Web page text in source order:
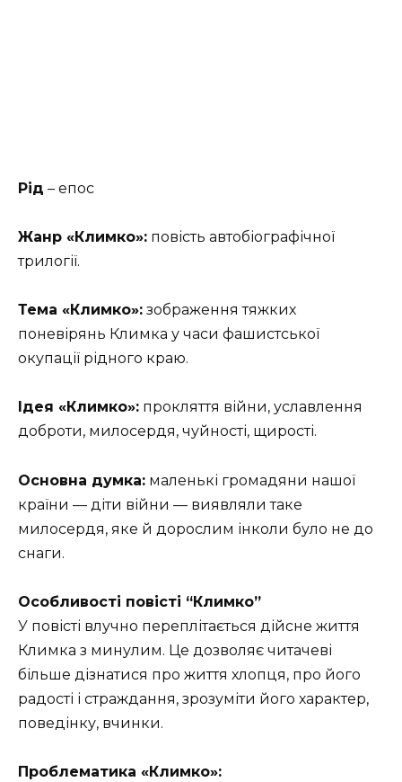
Рід – епос
Жанр «Климко»: повість автобіографічної
трилогії.
Тема «Климко»: зображення тяжких
поневірянь Климка у часи фашистської
окупації рідного краю.
Ідея «Климко»: прокляття війни, уславлення
доброти, милосердя, чуйності, щирості.
Основна думка: маленькі громадяни нашої
країни — діти війни — виявляли таке
милосердя, яке й дорослим інколи було не до
снаги.
Особливості повісті “Климко”
У повісті влучно переплітається дійсне життя
Климка з минулим. Це дозволяє читачеві
більше дізнатися про життя хлопця, про його
радості і страждання, зрозуміти його характер,
поведінку, вчинки.
Проблематика «Климко»: